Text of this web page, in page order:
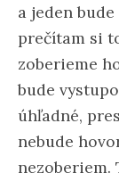
a jeden
prečítam si
zoberieme
bude
úhľadné,
nebude
nezoberiem.